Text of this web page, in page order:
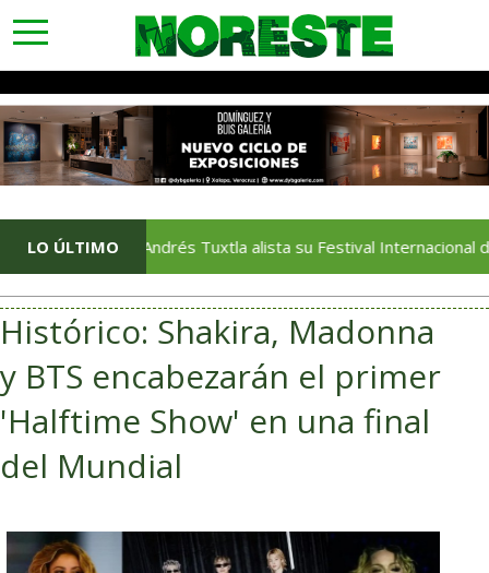
toggle
navigation
LO ÚLTIMO
San Andrés Tuxtla alista su Festival Internacional de Globos
Histórico: Shakira, Madonna
y BTS encabezarán el primer
'Halftime Show' en una final
del Mundial